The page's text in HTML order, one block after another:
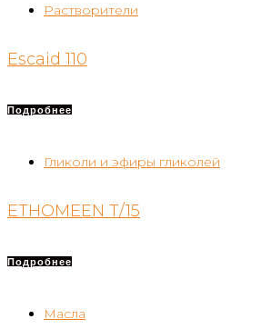
Растворители
Escaid 110
Подробнее
Гликоли и эфиры гликолей
ETHOMEEN T/15
Подробнее
Масла